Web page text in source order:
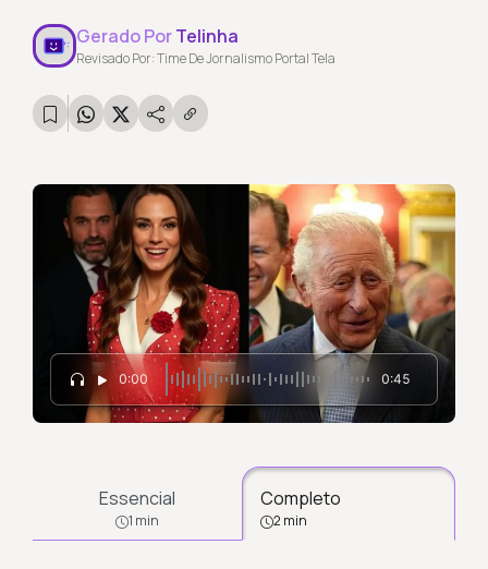
Gerado PorTelinha
Revisado Por: Time De Jornalismo Portal Tela
0:00 0:45
Essencial
1 min
Completo
2 min